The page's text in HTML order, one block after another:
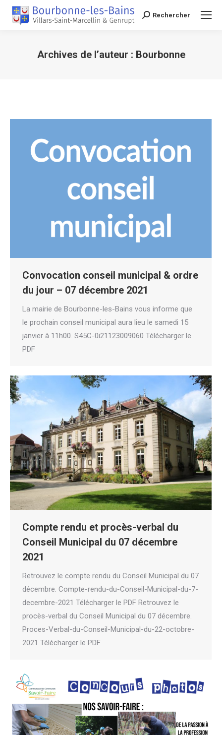
Recherche
Rechercher
Archives de l’auteur : Bourbonne
Convocation conseil municipal & ordre
du jour – 07 décembre 2021
La mairie de Bourbonne-les-Bains vous informe que
le prochain conseil municipal aura lieu le samedi 15
janvier à 11h00. S45C-0i21123009060 Télécharger le
PDF
Compte rendu et procès-verbal du
Conseil Municipal du 07 décembre
2021
Retrouvez le compte rendu du Conseil Municipal du 07
décembre. Compte-rendu-du-Conseil-Municipal-du-7-
decembre-2021 Télécharger le PDF Retrouvez le
procès-verbal du Conseil Municipal du 07 décembre.
Proces-Verbal-du-Conseil-Municipal-du-22-octobre-
2021 Télécharger le PDF